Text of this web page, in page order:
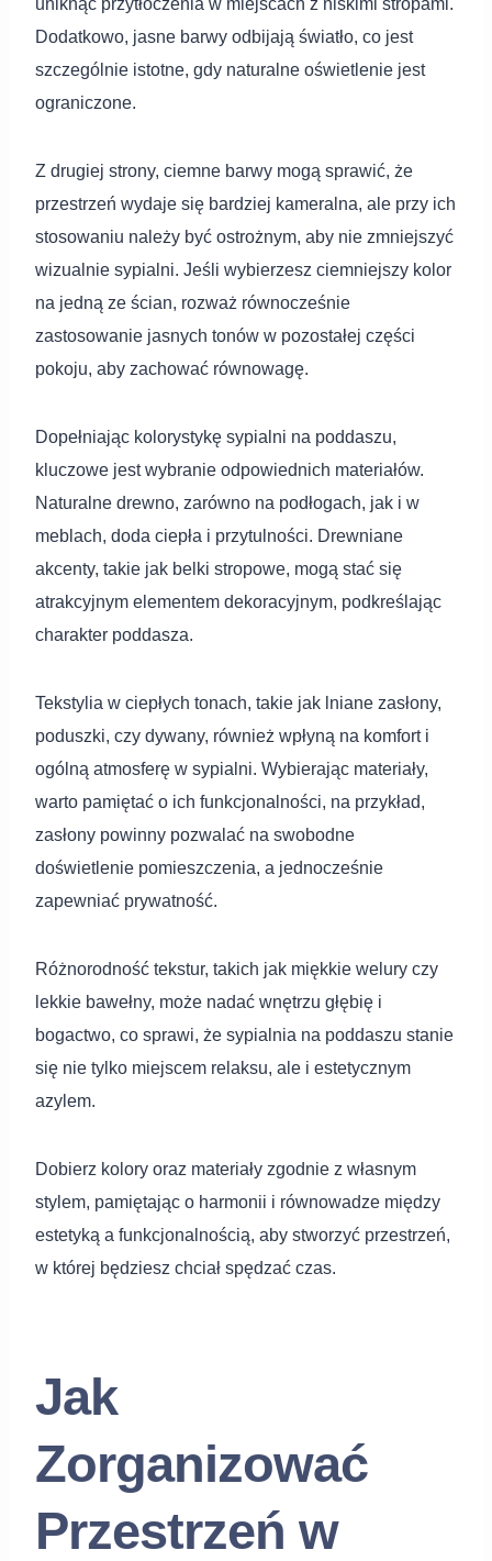
uniknąć przytłoczenia w miejscach z niskimi stropami.
Dodatkowo, jasne barwy odbijają światło, co jest
szczególnie istotne, gdy naturalne oświetlenie jest
ograniczone.
Z drugiej strony, ciemne barwy mogą sprawić, że
przestrzeń wydaje się bardziej kameralna, ale przy ich
stosowaniu należy być ostrożnym, aby nie zmniejszyć
wizualnie sypialni. Jeśli wybierzesz ciemniejszy kolor
na jedną ze ścian, rozważ równocześnie
zastosowanie jasnych tonów w pozostałej części
pokoju, aby zachować równowagę.
Dopełniając kolorystykę sypialni na poddaszu,
kluczowe jest wybranie odpowiednich materiałów.
Naturalne drewno, zarówno na podłogach, jak i w
meblach, doda ciepła i przytulności. Drewniane
akcenty, takie jak belki stropowe, mogą stać się
atrakcyjnym elementem dekoracyjnym, podkreślając
charakter poddasza.
Tekstylia w ciepłych tonach, takie jak lniane zasłony,
poduszki, czy dywany, również wpłyną na komfort i
ogólną atmosferę w sypialni. Wybierając materiały,
warto pamiętać o ich funkcjonalności, na przykład,
zasłony powinny pozwalać na swobodne
doświetlenie pomieszczenia, a jednocześnie
zapewniać prywatność.
Różnorodność tekstur, takich jak miękkie welury czy
lekkie bawełny, może nadać wnętrzu głębię i
bogactwo, co sprawi, że sypialnia na poddaszu stanie
się nie tylko miejscem relaksu, ale i estetycznym
azylem.
Dobierz kolory oraz materiały zgodnie z własnym
stylem, pamiętając o harmonii i równowadze między
estetyką a funkcjonalnością, aby stworzyć przestrzeń,
w której będziesz chciał spędzać czas.
Jak
Zorganizować
Przestrzeń w